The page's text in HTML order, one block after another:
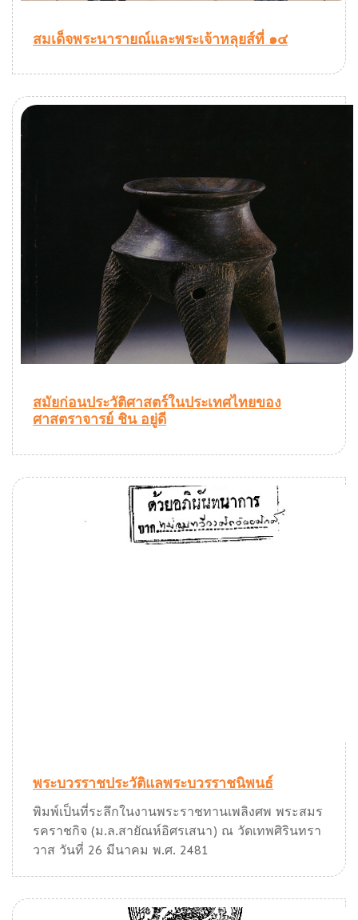
สมเด็จพระนารายณ์และพระเจ้าหลุยส์ที่ ๑๔
สมัยก่อนประวัติศาสตร์ในประเทศไทยของ
ศาสตราจารย์ ชิน อยู่ดี
พระบวรราชประวัติแลพระบวรราชนิพนธ์
พิมพ์เป็นที่ระลึกในงานพระราชทานเพลิงศพ พระสมร
รคราชกิจ (ม.ล.สายัณห์อิศรเสนา) ณ วัดเทพศิรินทรา
วาส วันที่ 26 มีนาคม พ.ศ. 2481